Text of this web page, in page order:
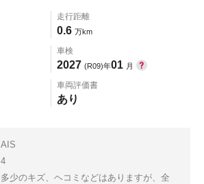
走行距離
0.6 万km
車検
2027 (R09)年01 月
車両評価書
あり
AIS
4
多少のキズ、ヘコミなどはありますが、全